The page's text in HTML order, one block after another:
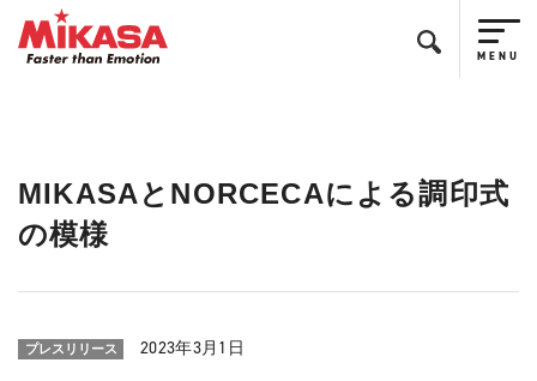
MIKASAとNORCECAによる調印式
の模様
プレスリリース 2023年3月1日